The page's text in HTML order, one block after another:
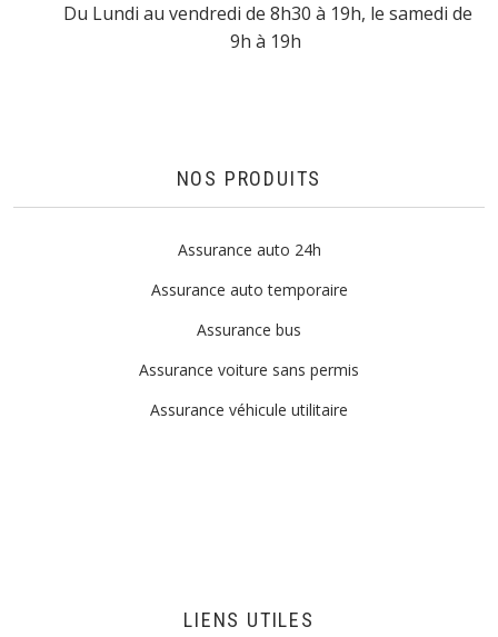
Du Lundi au vendredi de 8h30 à 19h, le samedi de
9h à 19h
NOS PRODUITS
Assurance auto 24h
Assurance auto temporaire
Assurance bus
Assurance voiture sans permis
Assurance véhicule utilitaire
LIENS UTILES